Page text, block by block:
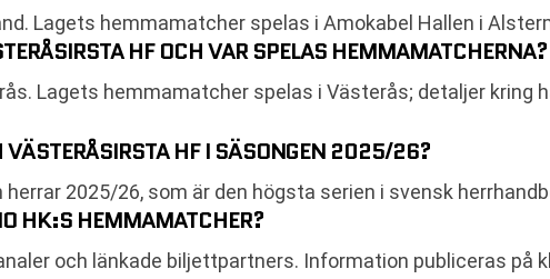
Lagets hemmamatcher spelas i Amokabel Hallen i
HF OCH VAR SPELAS HEMMAMATCHERNA?
Lagets hemmamatcher spelas i Västerås; detaljer kring
VÄSTERÅSIRSTA HF I SÄSONGEN 2025/26?
2025/26, som är den högsta serien i svensk
HK:S HEMMAMATCHER?
och länkade biljettpartners. Information publiceras på